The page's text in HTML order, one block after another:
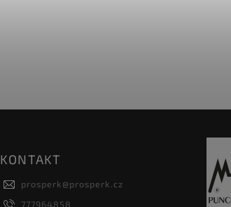
KONTAKT
prosperk@prosperk.cz
777964858